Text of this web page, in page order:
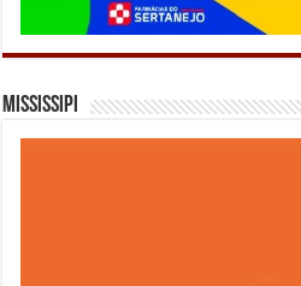
Mississipi